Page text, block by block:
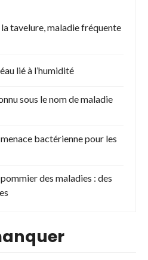
tavelure, maladie fréquente
lié à l’humidité
sous le nom de maladie
bactérienne pour les
des maladies : des